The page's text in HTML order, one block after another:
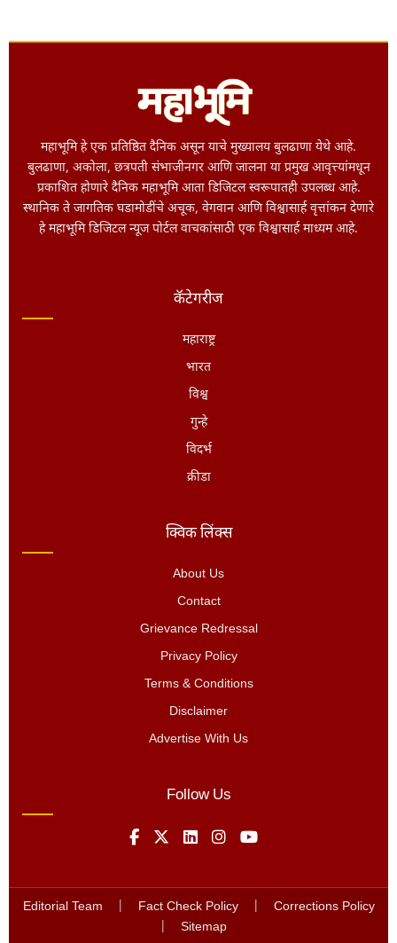
महाभूमि हे एक प्रतिष्ठित दैनिक असून याचे मुख्यालय बुलढाणा येथे आहे.
बुलढाणा, अकोला, छत्रपती संभाजीनगर आणि जालना या प्रमुख आवृत्त्यांमधून
प्रकाशित होणारे दैनिक महाभूमि आता डिजिटल स्वरूपातही उपलब्ध आहे.
स्थानिक ते जागतिक घडामोडींचे अचूक, वेगवान आणि विश्वासार्ह वृत्तांकन देणारे
हे महाभूमि डिजिटल न्यूज पोर्टल वाचकांसाठी एक विश्वासार्ह माध्यम आहे.
कॅटेगरीज
महाराष्ट्र
भारत
विश्व
गुन्हे
विदर्भ
क्रीडा
क्विक लिंक्स
About Us
Contact
Grievance Redressal
Privacy Policy
Terms & Conditions
Disclaimer
Advertise With Us
Follow Us
Editorial Team Fact Check Policy
Corrections Policy
Sitemap